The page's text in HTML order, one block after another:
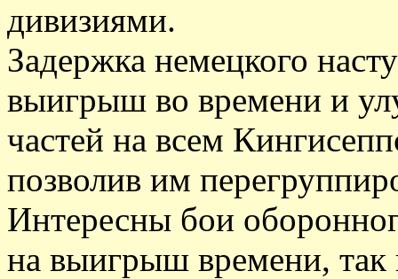
дивизиями.
Задержка немецкого
выигрыш во времени и
частей на всем
позволив им
Интересны бои
на выигрыш времени, так